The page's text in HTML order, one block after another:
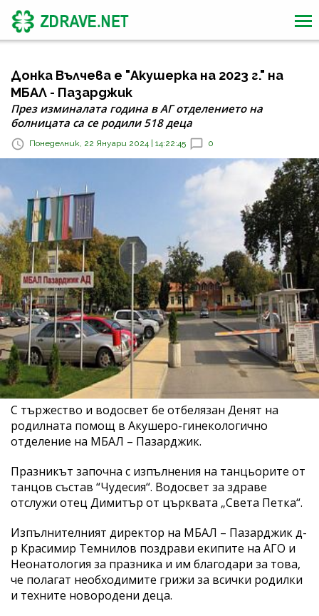
Донка Вълчева е "Акушерка на 2023 г." на
МБАЛ - Пазарджик
През изминалата година в АГ отделението на
болницата са се родили 518 деца
Понеделник, 22 Януари 2024 | 14:22:45 0
С тържество и водосвет бе отбелязан Денят на
родилната помощ в Акушеро-гинекологично
отделение на МБАЛ – Пазарджик.
Празникът започна с изпълнения на танцьорите от
танцов състав “Чудесия“. Водосвет за здраве
отслужи отец Димитър от църквата „Света Петка“.
Изпълнителният директор на МБАЛ – Пазарджик д-
р Красимир Темнилов поздрави екипите на АГО и
Неонатология за празника и им благодари за това,
че полагат необходимите грижи за всички родилки
и техните новородени деца.